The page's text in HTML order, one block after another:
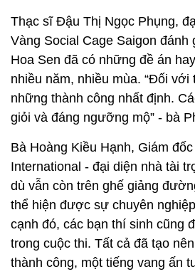
Thạc sĩ Đậu Thị Ngọc Phụng,
Vàng Social Cage Saigon
Hoa Sen đã có những đề án
nhiều năm, nhiều mùa. “Đối với
những thành công nhất định.
giỏi và đáng ngưỡng mộ” - bà
Bà Hoàng Kiều Hạnh, Giám
International - đại diện nhà tài
dù vẫn còn trên ghế giảng
thể hiện được sự chuyên
cạnh đó, các bạn thí sinh cũng
trong cuộc thi. Tất cả đã tạo
thành công, một tiếng vang ấn